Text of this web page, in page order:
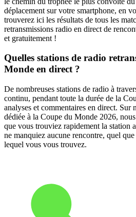
déplacement sur votre smartphone, en
trouverez ici les résultats de tous les
retransmissions radio en direct de
et gratuitement !
Quelles stations de radio
Monde en direct ?
De nombreuses stations de radio à
continu, pendant toute la durée de la
analyses et commentaires en direct. Sur
dédiée à la Coupe du Monde 2026,
que vous trouviez rapidement la station
ne manquiez aucune rencontre, quel
lequel vous vous trouvez.